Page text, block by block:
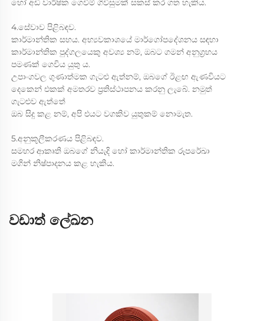
හෝ අඩි වාර්ෂික ගෙවීම් ගිවිසුමක් සකස් කර ගත හැකිය.
4.සේවාව පිළිබඳව.
කාර්මාන්තික සහය. අභ්‍යවකාශයේ මාර්ගෝපදේශනය සඳහා
කාර්මාන්තික පුද්ගලයෙකු අවශ්‍ය නම්, ඔබට ගමන් අනුග්‍රහය
පමණක් ගෙවිය යුතු ය.
උපාංගවල ගුණාත්මක ගැටළු ඇත්නම්, ඔබගේ ඊළඟ ඇණවියට
දෙකෙන් එකක් අමතරව ප්‍රතිස්ථාපනය කරනු ලැබේ. නමුත්
ගැටළුව ඇත්තේ
ඔබ සිදු කළ නම්, අපි එයට වගකිව යුතුකම් නොමැත.
5.අනුකූලීකරණය පිළිබඳව.
සමහර ආකෘති ඔබගේ නියැදි හෝ කාර්මාන්තික රූපරේඛා
මගින් නිෂ්පාදනය කළ හැකිය.
වඩාත් ලේඛන